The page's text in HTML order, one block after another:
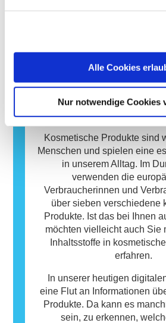
Alle Cookies
Nur notwendige Cookies
Experten, zu denen die
möglicher Störungen des
Sicherheit von Kosmetik-
hervorrufen. Eine allergische
harmlos sind. Ein Stoff, der
Reaktion hervorruft, wird als
bezeichnet. Kosmetika und
Körperpflegeprodukte können
enthalten, die bei manchen
Allergie auslösen können. Das
jedoch nicht, dass das
Personen nicht sicher ist.
Kosmetische Produkte sind
Menschen und spielen eine
in unserem Alltag. Im
verwenden die
Verbraucherinnen und
über sieben verschiedene
Produkte. Ist das bei Ihnen
möchten vielleicht auch Sie
Inhaltsstoffe in
erfahren.
In unserer heutigen
eine Flut an Informationen
Produkte. Da kann es
sein, zu erkennen,